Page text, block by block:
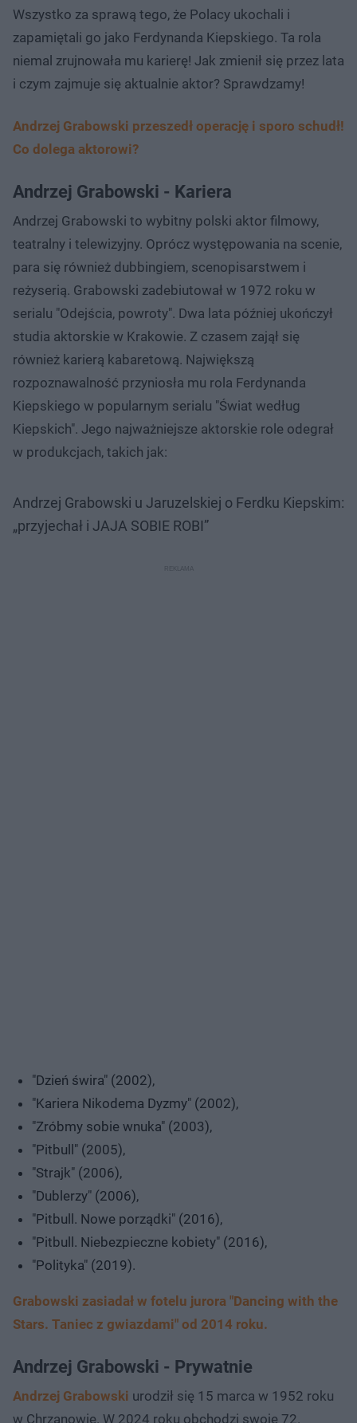
Wszystko za sprawą tego, że Polacy ukochali i
zapamiętali go jako Ferdynanda Kiepskiego. Ta rola
niemal zrujnowała mu karierę! Jak zmienił się przez lata
i czym zajmuje się aktualnie aktor? Sprawdzamy!
Andrzej Grabowski przeszedł operację i sporo schudł!
Co dolega aktorowi?
Andrzej Grabowski - Kariera
Andrzej Grabowski to wybitny polski aktor filmowy,
teatralny i telewizyjny. Oprócz występowania na scenie,
para się również dubbingiem, scenopisarstwem i
reżyserią. Grabowski zadebiutował w 1972 roku w
serialu "Odejścia, powroty". Dwa lata później ukończył
studia aktorskie w Krakowie. Z czasem zajął się
również karierą kabaretową. Największą
rozpoznawalność przyniosła mu rola Ferdynanda
Kiepskiego w popularnym serialu "Świat według
Kiepskich". Jego najważniejsze aktorskie role odegrał
w produkcjach, takich jak:
Andrzej Grabowski u Jaruzelskiej o Ferdku Kiepskim:
„przyjechał i JAJA SOBIE ROBI”
"Dzień świra" (2002),
"Kariera Nikodema Dyzmy" (2002),
"Zróbmy sobie wnuka" (2003),
"Pitbull" (2005),
"Strajk" (2006),
"Dublerzy" (2006),
"Pitbull. Nowe porządki" (2016),
"Pitbull. Niebezpieczne kobiety" (2016),
"Polityka" (2019).
Grabowski zasiadał w fotelu jurora "Dancing with the
Stars. Taniec z gwiazdami" od 2014 roku.
Andrzej Grabowski - Prywatnie
Andrzej Grabowski urodził się 15 marca w 1952 roku
w Chrzanowie. W 2024 roku obchodzi swoje 72.